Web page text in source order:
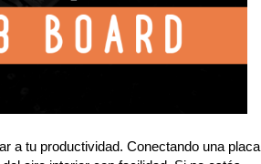
a tu productividad. Conectando una placa